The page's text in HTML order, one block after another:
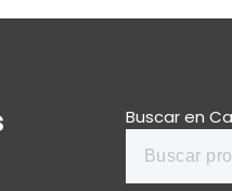
Buscar en